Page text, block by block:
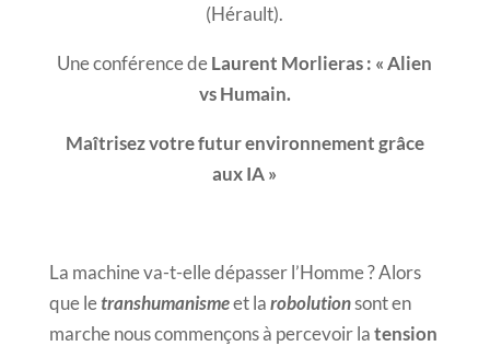
(Hérault).
Une conférence deLaurent Morlieras : « Alien
vs Humain.
Maîtrisez votre futur environnement grâce
aux IA »
La machine va-t-elle dépasser l’Homme ? Alors
que letranshumanismeet larobolutionsont en
marche nous commençons à percevoir latension